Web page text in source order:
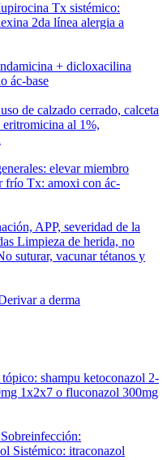
Tx sistémico:
2da línea alergia a
+ dicloxacilina
ác-base
de calzado cerrado, calceta
al 1%,
elevar miembro
frío Tx: amoxi con ác-
APP, severidad de la
Limpieza de herida, no
suturar, vacunar tétanos y
a derma
shampu ketoconazol 2-
1x2x7 o fluconazol 300mg
Sistémico: itraconazol